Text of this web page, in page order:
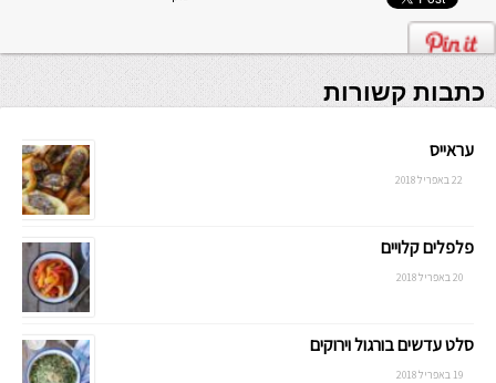
כתבות קשורות
עראייס
22 באפריל 2018
פלפלים קלויים
20 באפריל 2018
סלט עדשים בורגול וירוקים
19 באפריל 2018